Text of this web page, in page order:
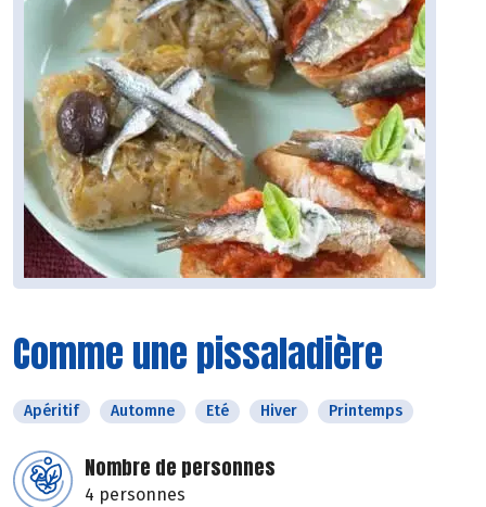
Comme une pissaladière
Apéritif Automne Eté Hiver Printemps
Nombre de personnes
4 personnes